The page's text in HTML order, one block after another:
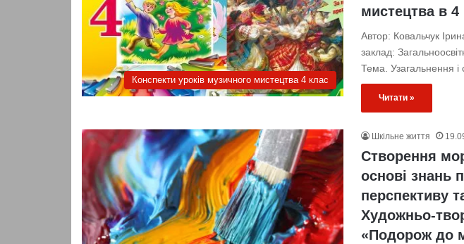
Конспекти уроків музичного мистецтва 4 клас
мистецтва в 4
Автор: Ковальчук
заклад:
Тема. Узагальнення і
Читати »
Шкільне життя
Створення
основі знань
перспективу
Художньо-
«Подорож до